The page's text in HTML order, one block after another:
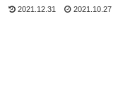
2021.12.31 2021.10.27